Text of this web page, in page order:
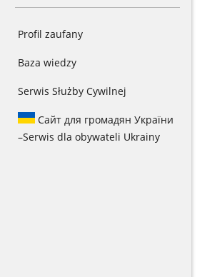
Profil zaufany
Baza wiedzy
Serwis Służby Cywilnej
Сайт для громадян України
–Serwis dla obywateli Ukrainy